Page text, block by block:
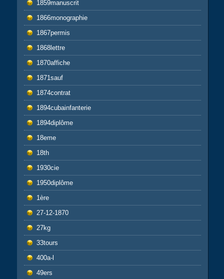
1859manuscrit
1866monographie
1867permis
1868lettre
1870affiche
1871sauf
1874contrat
1894cubainfanterie
1894diplôme
18eme
18th
1930cie
1950diplôme
1ère
27-12-1870
27kg
33tours
400a-l
49ers